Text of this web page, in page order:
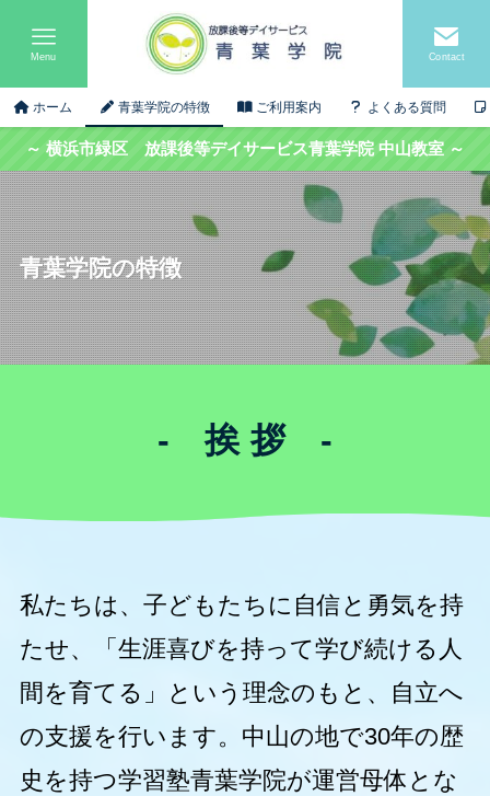
Contact
Menu
ホーム 青葉学院の特徴 ご利用案内 よくある質問
～ 横浜市緑区 放課後等デイサービス青葉学院 中山教室 ～
青葉学院の特徴
- 挨 拶 -
私たちは、子どもたちに自信と勇気を持
たせ、「生涯喜びを持って学び続ける人
間を育てる」という理念のもと、自立へ
の支援を行います。中山の地で30年の歴
史を持つ学習塾青葉学院が運営母体とな